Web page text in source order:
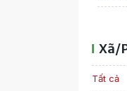
Xã/
Tất cả